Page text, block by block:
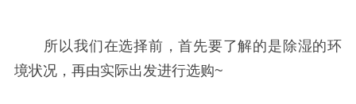
所以我们在选择前，首先要了解的是除湿的环
境状况，再由实际出发进行选购~